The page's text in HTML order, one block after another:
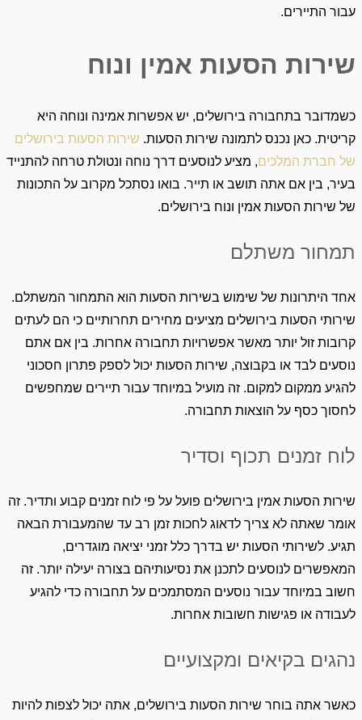
עבור התיירים.
שירות הסעות אמין ונוח
כשמדובר בתחבורה בירושלים, יש אפשרות אמינה ונוחה היא
קריטית. כאן נכנס לתמונה שירות הסעות. שירות הסעות בירושלים
של חברת המלכים, מציע לנוסעים דרך נוחה ונטולת טרחה להתנייד
בעיר, בין אם אתה תושב או תייר. בואו נסתכל מקרוב על התכונות
של שירות הסעות אמין ונוח בירושלים.
תמחור משתלם
אחד היתרונות של שימוש בשירות הסעות הוא התמחור המשתלם.
שירותי הסעות בירושלים מציעים מחירים תחרותיים כי הם לעתים
קרובות זול יותר מאשר אפשרויות תחבורה אחרות. בין אם אתם
נוסעים לבד או בקבוצה, שירות הסעות יכול לספק פתרון חסכוני
להגיע ממקום למקום. זה מועיל במיוחד עבור תיירים שמחפשים
לחסוך כסף על הוצאות תחבורה.
לוח זמנים תכוף וסדיר
שירות הסעות אמין בירושלים פועל על פי לוח זמנים קבוע ותדיר. זה
אומר שאתה לא צריך לדאוג לחכות זמן רב עד שהמעבורת הבאה
תגיע. לשירותי הסעות יש בדרך כלל זמני יציאה מוגדרים,
המאפשרים לנוסעים לתכנן את נסיעותיהם בצורה יעילה יותר. זה
חשוב במיוחד עבור נוסעים המסתמכים על תחבורה כדי להגיע
לעבודה או פגישות חשובות אחרות.
נהגים בקיאים ומקצועיים
כאשר אתה בוחר שירות הסעות בירושלים, אתה יכול לצפות להיות